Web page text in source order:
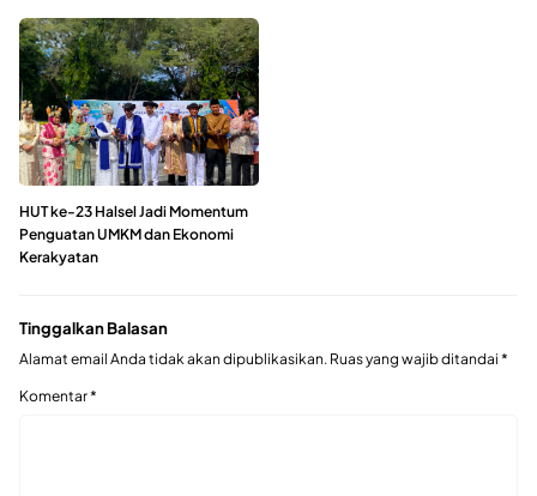
HUT ke-23 Halsel Jadi Momentum
Penguatan UMKM dan Ekonomi
Kerakyatan
Tinggalkan Balasan
Alamat email Anda tidak akan dipublikasikan. Ruas yang wajib ditandai *
Komentar*